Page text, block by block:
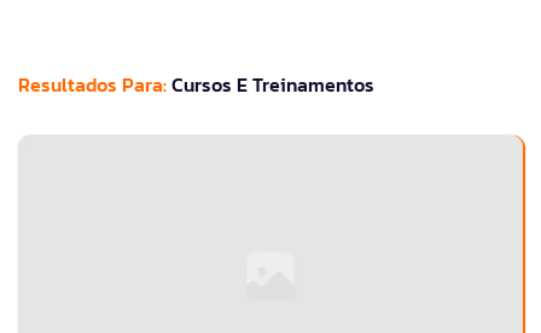
Resultados Para:Cursos E Treinamentos